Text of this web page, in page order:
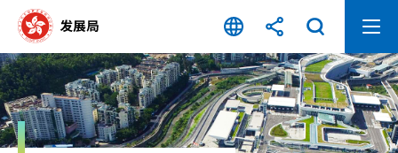
容
开
始